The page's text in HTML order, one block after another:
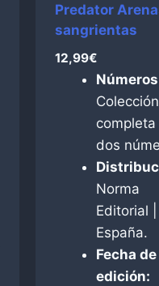
Predator
sangrientas
12,99€
Números
Colección
dos
Norma
Editorial |
España.
Fecha de
edición: